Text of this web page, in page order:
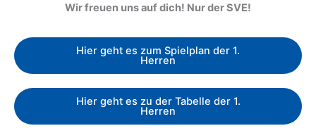
Wir freuen uns auf dich! Nur der SVE!
Hier geht es zum Spielplan der 1.
Herren
Hier geht es zu der Tabelle der 1.
Herren